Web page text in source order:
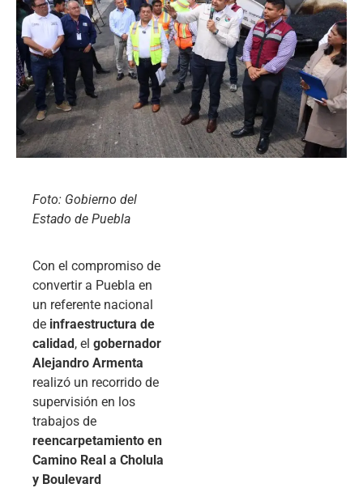
Foto: Gobierno del
Estado de Puebla
Con el compromiso de
convertir a Puebla en
un referente nacional
de infraestructura de
calidad, el gobernador
Alejandro Armenta
realizó un recorrido de
supervisión en los
trabajos de
reencarpetamiento en
Camino Real a Cholula
y Boulevard